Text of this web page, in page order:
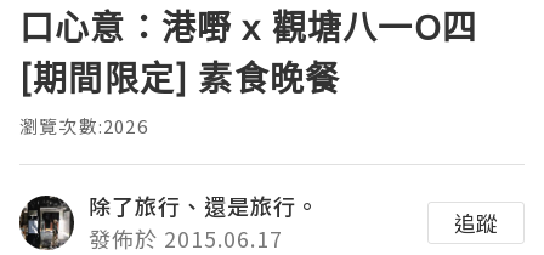
口心意：港嘢 x 觀塘八一O四
[期間限定] 素食晚餐
瀏覽次數:2026
除了旅行、還是旅行。
發佈於 2015.06.17
追蹤